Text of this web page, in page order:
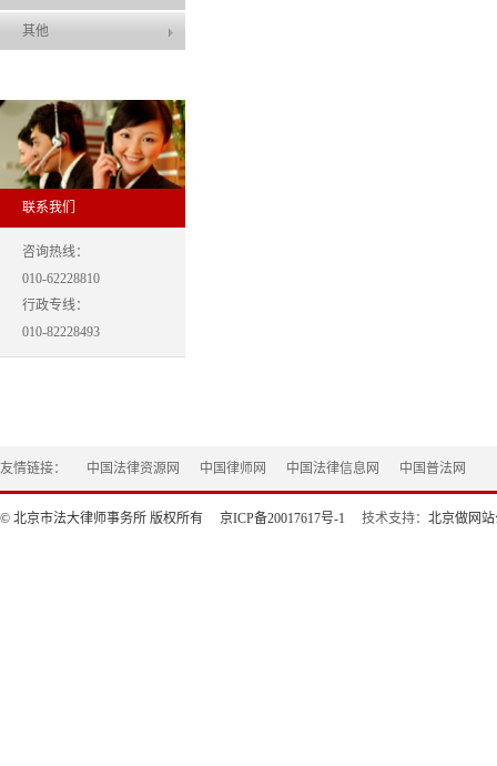
其他
联系我们
咨询热线：
010-62228810
行政专线：
010-82228493
友情链接： 中国法律资源网 中国律师网 中国法律信息网 中国普法网
© 北京市法大律师事务所 版权所有 京ICP备20017617号-1 技术支持： 北京做网